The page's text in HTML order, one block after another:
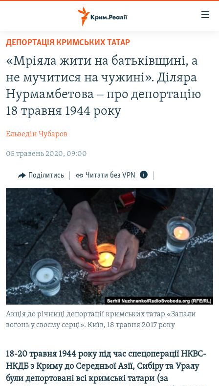
Перейти
основного
матеріалу
Перейти
до
основної
Перейти
до
ВОДА.КРИМ
ВІДЕО ТА ФОТО
ПОЛІТИКА
ПОГЛЯД
ІНТЕРВ'Ю
ВСЕ ЗА ДЕНЬ
СПЕЦПРОЕКТИ
ДЕПОРТАЦІЯ
ВІДЕОУРОКИ «ELIFBE»
СВІДЧЕННЯ ОКУПАЦІЇ
УКРАЇНСЬКА ПРОБЛЕМА КРИМУ
ІНФОГРАФІКА
ЯК ОБІЙТИ БЛОКУВАННЯ
Русский
Qırımtatar
ДОЛУЧАЙСЯ!
Усі сайти RFE/RL
ДЕПОРТАЦІЯ КРИМСЬКИХ ТАТАР
«Мріяла жити на батьківщині, а
не мучитися на чужині». Діляра
Нурмамбетова ‒ про депортацію
18 травня 1944 року
Ельведін Чубаров
05 травень 2020, 09:00
Поділитись Читати без VPN
Акція до річниці депортації кримських татар «Запали
вогонь у своєму серці». Київ, 18 травня 2017 року
18-20 травня 1944 року під час спецоперації НКВС-
НКДБ з Криму до Середньої Азії, Сибіру та Уралу
були депортовані всі кримські татари (за